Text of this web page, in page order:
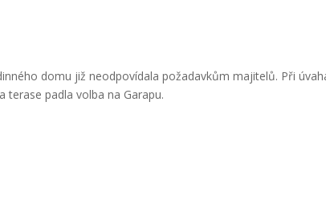
domu již neodpovídala požadavkům majitelů. Při
terase padla volba na Garapu.